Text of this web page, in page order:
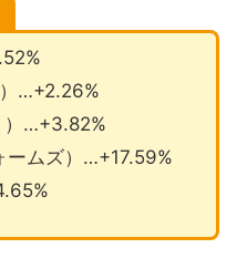
…+2.26%
）…+3.82%
ームズ）…+17.59%